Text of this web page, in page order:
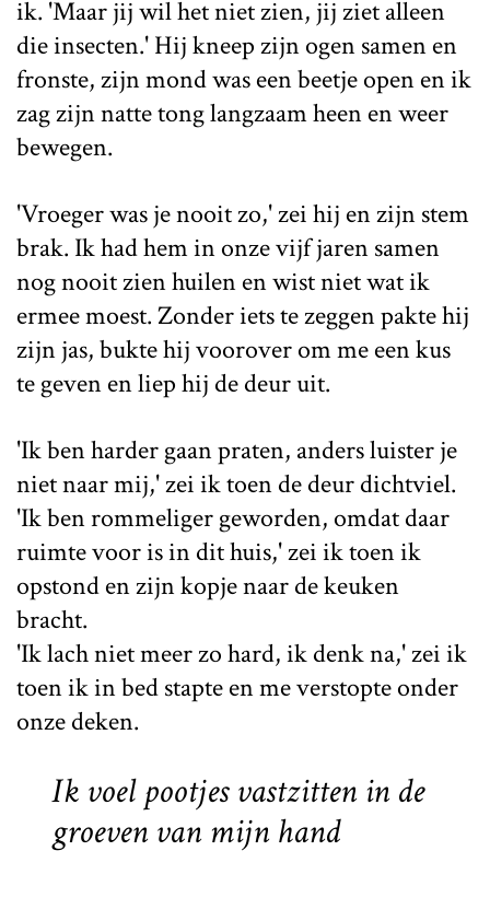
ik. 'Maar jij wil het niet zien, jij ziet alleen
die insecten.' Hij kneep zijn ogen samen en
fronste, zijn mond was een beetje open en ik
zag zijn natte tong langzaam heen en weer
bewegen.
'Vroeger was je nooit zo,' zei hij en zijn stem
brak. Ik had hem in onze vijf jaren samen
nog nooit zien huilen en wist niet wat ik
ermee moest. Zonder iets te zeggen pakte hij
zijn jas, bukte hij voorover om me een kus
te geven en liep hij de deur uit.
'Ik ben harder gaan praten, anders luister je
niet naar mij,' zei ik toen de deur dichtviel.
'Ik ben rommeliger geworden, omdat daar
ruimte voor is in dit huis,' zei ik toen ik
opstond en zijn kopje naar de keuken
bracht.
'Ik lach niet meer zo hard, ik denk na,' zei ik
toen ik in bed stapte en me verstopte onder
onze deken.
Ik voel pootjes vastzitten in de
groeven van mijn hand